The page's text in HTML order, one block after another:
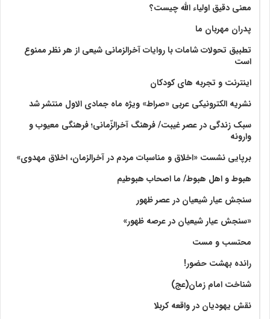
معنی دقیق اولیاء الله چیست؟
پدران مهربان ما
تطبیق تحولات شامات با روایات آخرالزمانی شیعی از هر نظر ممنوع
است
اینترنت و تجربه های کودکان
نشریه الکترونیکی عربی «صراط» ویژه ماه جمادی الاول منتشر شد
سبک زندگی در عصر غیبت/ فرهنگ آخرالزّمانی؛ فرهنگی معیوب و
وارونه
برپایی نشست «اخلاق و مناسبات مردم در آخرالزمان، اخلاق مهدوی»
هبوط و اهل هبوط/ ما اصحاب هبوطیم
سنجش عیار شیعیان در عصر ظهور
«سنجش عیار شیعیان در عرصه ظهور»
محتسب و مست
رانده بهشت‌ حضور!
شناخت امام زمان(عج)
نقش یهودیان در واقعه کربلا